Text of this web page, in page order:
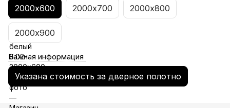
2000х600 2000х700 2000х800
2000х900
Важная информация
Указана стоимость за дверное полотно